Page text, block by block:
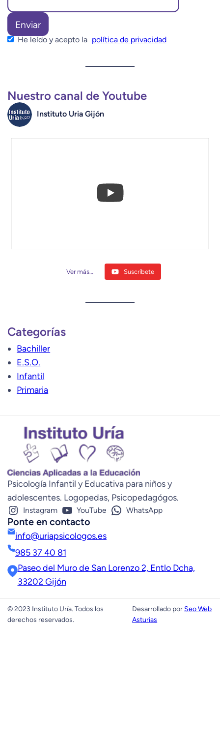
He leído y acepto la política de privacidad
Nuestro canal de Youtube
Instituto Uria Gijón
Ver más… Suscríbete
Categorías
Bachiller
E.S.O.
Infantil
Primaria
Psicología Infantil y Educativa para niños y
adolescentes. Logopedas, Psicopedagógos.
Instagram YouTube WhatsApp
Ponte en contacto
info@uriapsicologos.es
985 37 40 81
Paseo del Muro de San Lorenzo 2, Entlo Dcha,
33202 Gijón
© 2023 Instituto Uría. Todos los
derechos reservados.
Desarrollado por Seo Web
Asturias